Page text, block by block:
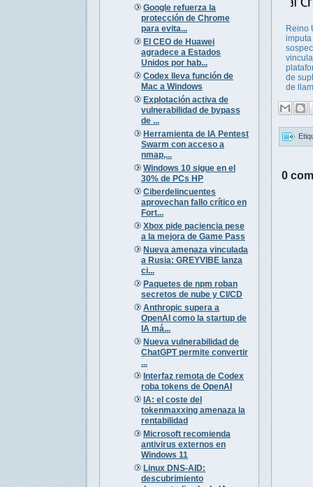
Google refuerza la
protección de Chrome
para evita...
El CEO de Huawei
agradece a Estados
Unidos por hab...
Codex lleva función de
Mac a Windows
Explotación activa de
vulnerabilidad de bypass
de ...
Herramienta de IA Pentest
Swarm con acceso a
nmap,...
Windows 10 sigue en el
30% de PCs HP
Ciberdelincuentes
aprovechan fallo crítico en
Fort...
Xbox pide paciencia pese
a la mejora de Game Pass
Nueva amenaza vinculada
a Rusia: GREYVIBE lanza
ci...
Paquetes de npm roban
secretos de nube y CI/CD
Anthropic supera a
OpenAI como la startup de
IA má...
Nueva vulnerabilidad de
ChatGPT permite convertir
...
Interfaz remota de Codex
roba tokens de OpenAI
IA: el coste del
tokenmaxxing amenaza la
rentabilidad
Microsoft recomienda
antivirus externos en
Windows 11
Linux DNS-AID:
descubrimiento
Reino
imputa
de
de
0